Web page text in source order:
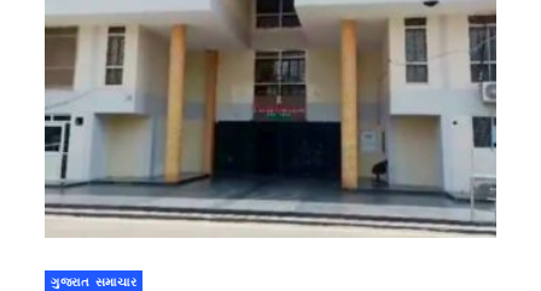
ગુજરાત સમાચાર